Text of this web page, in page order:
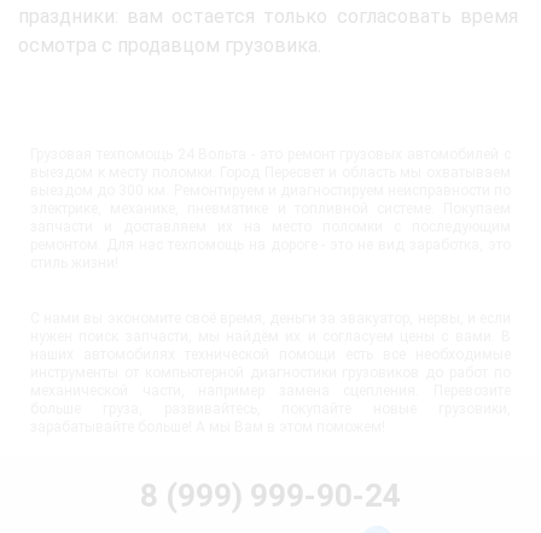
праздники: вам остается только согласовать время
осмотра с продавцом грузовика.
8 (999) 999-90-24